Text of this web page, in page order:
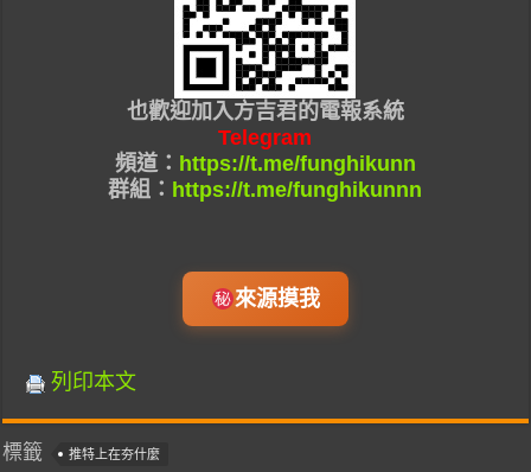
也歡迎加入方吉君的電報系統
Telegram
頻道： https://t.me/funghikunn
群組： https://t.me/funghikunnn
來源摸我
列印本文
標籤 推特上在夯什麼